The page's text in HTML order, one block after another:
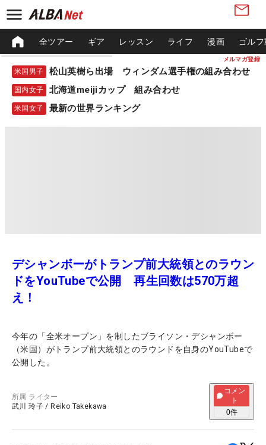
メルマガ登録
全ツアー ギア レッスン ライフ 漫画 ゴル
米国男子 松山英樹ら出場 ウィンダム選手権の組み合わせ
国内女子 北海道meijiカップ 組み合わせ
米国女子 最新の世界ランキング
デシャンボーがトランプ前大統領とのラウン
ドをYouTubeで公開 再生回数は570万超
え！
今年の「全米オープン」を制したブライソン・デシャンボー
（米国）がトランプ前大統領とのラウンドを自身のYouTubeで
公開した。
所属 ライター
武川 玲子 / Reiko Takekawa
コメン
ト
0件